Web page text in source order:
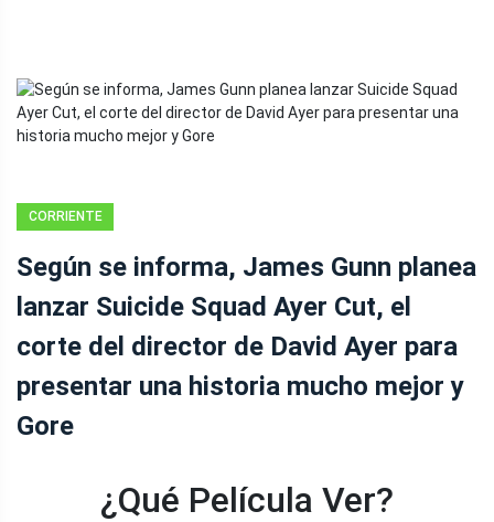
CORRIENTE
Según se informa, James Gunn planea
lanzar Suicide Squad Ayer Cut, el
corte del director de David Ayer para
presentar una historia mucho mejor y
Gore
¿Qué Película Ver?